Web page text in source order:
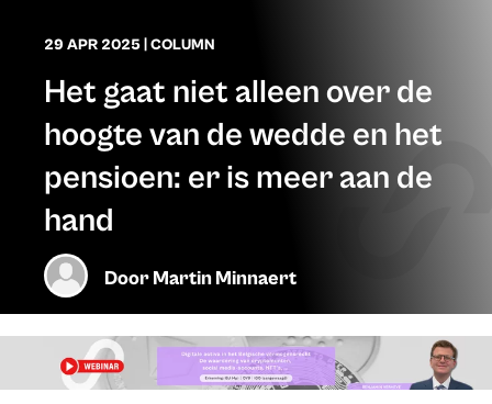
29 APR 2025|COLUMN
Het gaat niet alleen over de
hoogte van de wedde en het
pensioen: er is meer aan de
hand
DoorMartin Minnaert